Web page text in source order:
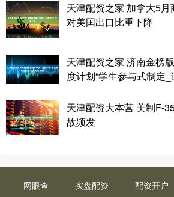
天津配资之家 加拿大5
对美国出口比重下降
天津配资之家 济南金榜
度计划“学生参与式制定
天津配资大本营 美制F-
故频发
网眼查 实盘配资 配资开户